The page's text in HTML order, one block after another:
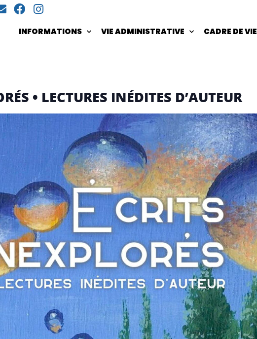
INFORMATIONS VIE ADMINISTRATIVE CADRE DE VIE
• LECTURES INÉDITES D’AUTEUR